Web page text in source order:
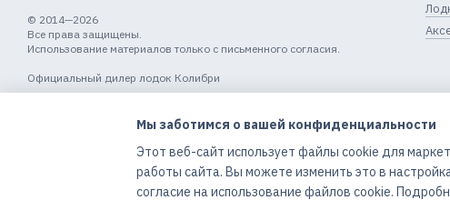
© 2014—2026
Все права защищены.
Использование материалов только с письменного согласия.
Официальный дилер лодок Колибри
Online store built with Horoshop
Мы заботимся о вашей конфиденциальности
Этот веб-сайт использует файлы cookie для
работы сайта. Вы можете изменить это в
согласие на использование файлов cookie.